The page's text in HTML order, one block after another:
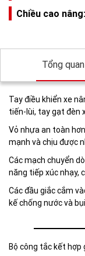
Chiều cao nâng:
Tổng quan
Tay điều khiển xe
tiến-lùi, tay gạt đèn
Vỏ nhựa an toàn
mạnh và chịu được
Các mạch chuyển
năng tiếp xúc nhạy,
Các đầu giắc cắm
kế chống nước và
Bộ công tắc kết hợp